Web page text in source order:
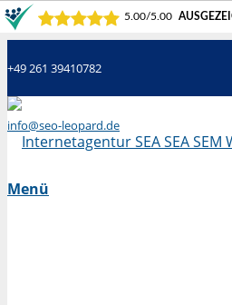
+49 261 39410782
info@seo-leopard.de
Menü